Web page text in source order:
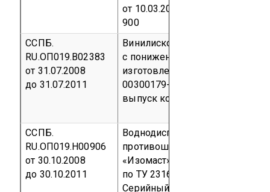
от 10.03.2006
900
ССПБ.
RU.ОП019.В02383
от 31.07.2008
до 31.07.2011
Винилискожа-Т обивочная
с пониженной горючестью
изготовленная по ТУ 8713-068-
00300179-2005
выпуск код ОКП 87 1314
ССПБ.
RU.ОП019.Н00906
от 30.10.2008
до 30.10.2011
Воднодисперсионная
противошумная мастика
«Изомаст» изготовленная
по ТУ 2316-018-31953544-2001
Серийный выпуск